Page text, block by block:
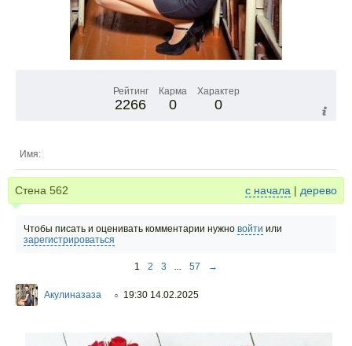
Рейтинг
2266
Карма
0
Характер
0
Имя:
Стена 562 с начала | дерево
Чтобы писать и оценивать комментарии нужно войти или
зарегистрироваться
1 2 3 ... 57 →
Акулиназаза ○ 19:30 14.02.2025